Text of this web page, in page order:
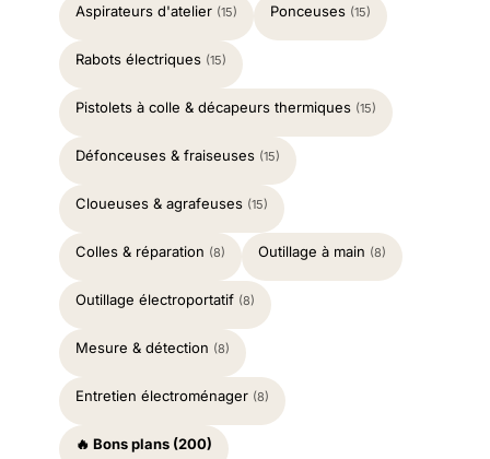
Aspirateurs d'atelier (15) Ponceuses (15)
Rabots électriques (15)
Pistolets à colle & décapeurs thermiques (15)
Défonceuses & fraiseuses (15)
Cloueuses & agrafeuses (15)
Colles & réparation (8) Outillage à main (8)
Outillage électroportatif (8)
Mesure & détection (8)
Entretien électroménager (8)
🔥 Bons plans (200)